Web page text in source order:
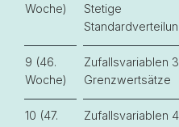
Woche)
Stetige
9 (46.
Woche)
Zufallsvariablen
Grenzwertsätze
10 (47.
Zufallsvariablen